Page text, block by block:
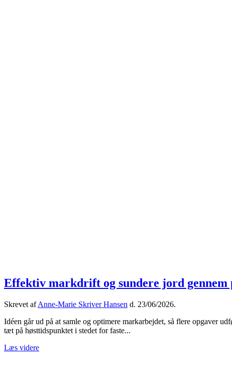
Effektiv markdrift og sundere jord
Skrevet afAnne-Marie Skriver Hansen d. 23/06/2026.
Idéen går ud på at samle og optimere markarbejdet, så flere opgaver
tæt på høsttidspunktet i stedet for faste...
Læs videre